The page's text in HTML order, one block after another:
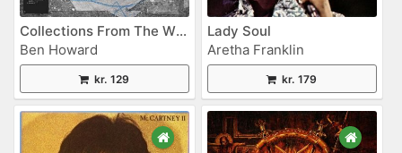
Collections From The Whiteout
Ben Howard
kr. 129
Lady Soul
Aretha Franklin
kr. 179